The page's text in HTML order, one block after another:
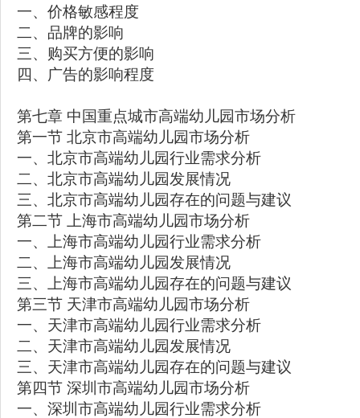
一、价格敏感程度
二、品牌的影响
三、购买方便的影响
四、广告的影响程度
第七章 中国重点城市高端幼儿园市场分析
第一节 北京市高端幼儿园市场分析
一、北京市高端幼儿园行业需求分析
二、北京市高端幼儿园发展情况
三、北京市高端幼儿园存在的问题与建议
第二节 上海市高端幼儿园市场分析
一、上海市高端幼儿园行业需求分析
二、上海市高端幼儿园发展情况
三、上海市高端幼儿园存在的问题与建议
第三节 天津市高端幼儿园市场分析
一、天津市高端幼儿园行业需求分析
二、天津市高端幼儿园发展情况
三、天津市高端幼儿园存在的问题与建议
第四节 深圳市高端幼儿园市场分析
一、深圳市高端幼儿园行业需求分析